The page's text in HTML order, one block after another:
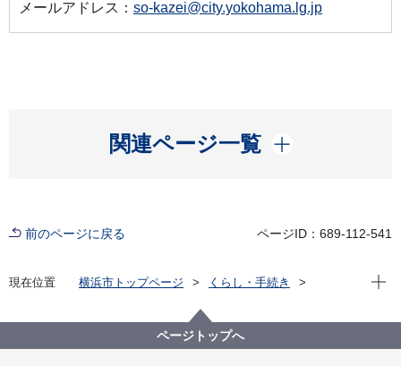
メールアドレス： so-kazei@city.yokohama.lg.jp
関連ページ一覧
開く
前のページに戻る ページID：689-112-541
現在位置 横浜市トップページ
くらし・手続き
個人の市民税・県民税
個人の市民税・県民税（詳細）
現在
ページトップへ